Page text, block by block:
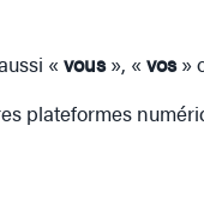
« vous», « vos»
plateformes